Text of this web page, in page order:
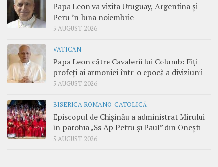
Papa Leon va vizita Uruguay, Argentina și
Peru în luna noiembrie
5 AUGUST 2026
VATICAN
Papa Leon către Cavalerii lui Columb: Fiți
profeți ai armoniei într-o epocă a diviziunii
5 AUGUST 2026
BISERICA ROMANO-CATOLICĂ
Episcopul de Chișinău a administrat Mirului
în parohia „Ss Ap Petru și Paul” din Onești
5 AUGUST 2026